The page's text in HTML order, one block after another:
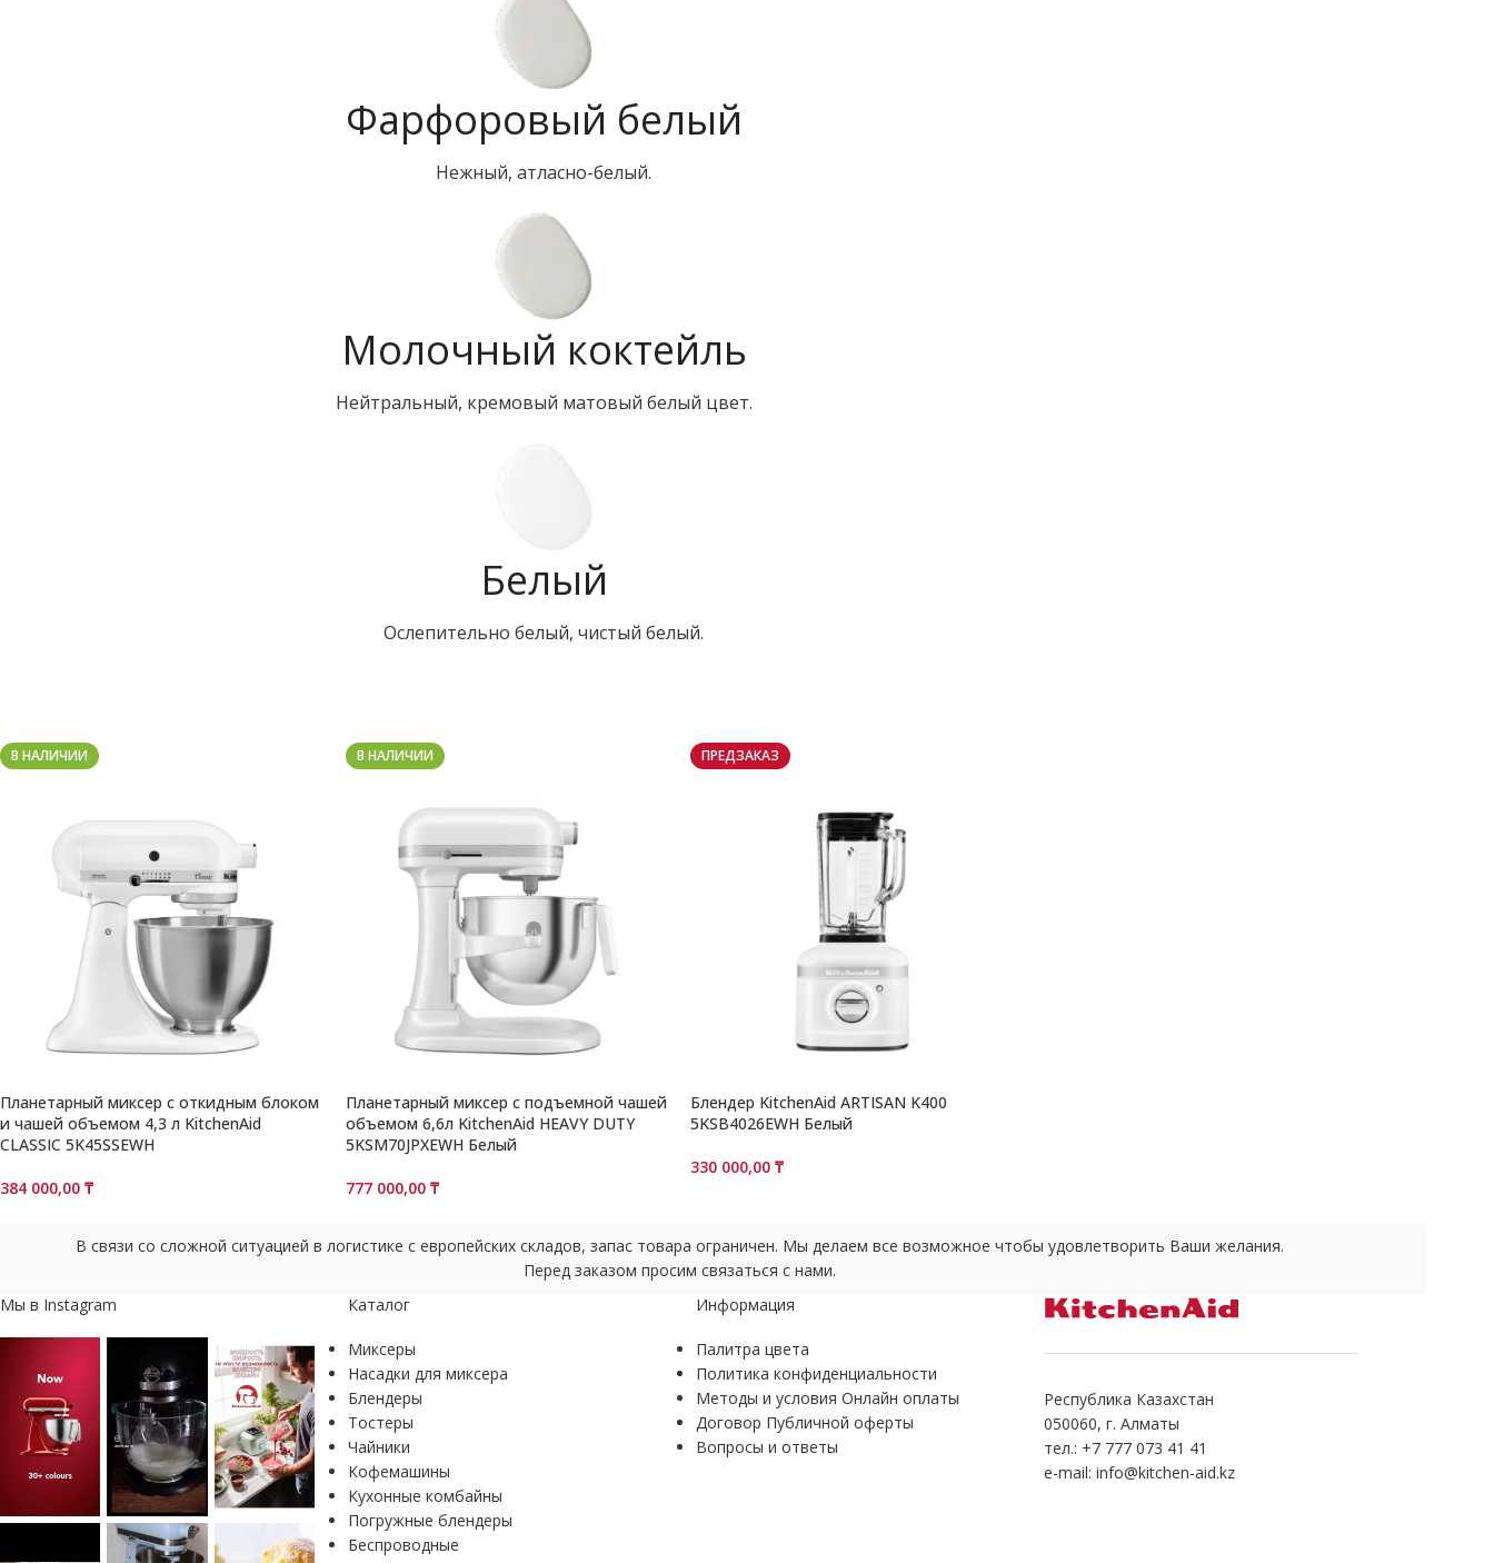
Фарфоровый белый
Нежный, атласно-белый.
Молочный коктейль
Нейтральный, кремовый матовый белый цвет.
Белый
Ослепительно белый, чистый белый.
В НАЛИЧИИ
Планетарный миксер с откидным блоком
и чашей объемом 4,3 л KitchenAid
CLASSIC 5K45SSEWH
384 000,00 ₸
В НАЛИЧИИ
Планетарный миксер с подъемной чашей
объемом 6,6л KitchenAid HEAVY DUTY
5KSM70JPXEWH Белый
777 000,00 ₸
ПРЕДЗАКАЗ
Блендер KitchenAid ARTISAN K400
5KSB4026EWH Белый
330 000,00 ₸
В связи со сложной ситуацией в логистике с европейских складов, запас товара ограничен. Мы делаем все возможное чтобы удовлетворить Ваши желания.
Перед заказом просим связаться с нами.
Мы в Instagram
Каталог
Миксеры
Насадки для миксера
Блендеры
Тостеры
Чайники
Кофемашины
Кухонные комбайны
Погружные блендеры
Беспроводные
Информация
Палитра цвета
Политика конфиденциальности
Методы и условия Онлайн оплаты
Договор Публичной оферты
Вопросы и ответы
Республика Казахстан
050060, г. Алматы
тел.: +7 777 073 41 41
e-mail: info@kitchen-aid.kz